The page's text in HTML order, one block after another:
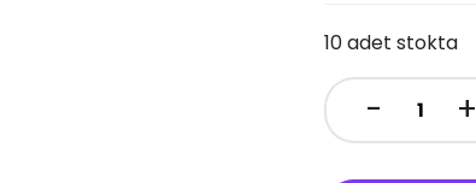
10 adet stokta
Yuvarlak
Vantuzlu
Banyo
+
-